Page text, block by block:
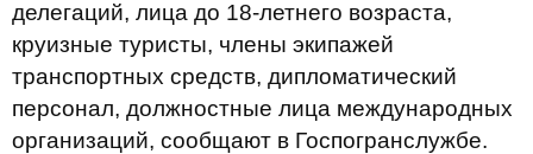
делегаций, лица до 18-летнего возраста,
круизные туристы, члены экипажей
транспортных средств, дипломатический
персонал, должностные лица международных
организаций, сообщают в Госпогранслужбе.